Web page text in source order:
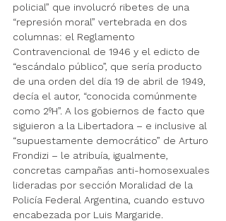
policial” que involucró ribetes de una
“represión moral” vertebrada en dos
columnas: el Reglamento
Contravencional de 1946 y el edicto de
“escándalo público”, que sería producto
de una orden del día 19 de abril de 1949,
decía el autor, “conocida comúnmente
como 2ºH”. A los gobiernos de facto que
siguieron a la Libertadora – e inclusive al
“supuestamente democrático” de Arturo
Frondizi – le atribuía, igualmente,
concretas campañas anti-homosexuales
lideradas por sección Moralidad de la
Policía Federal Argentina, cuando estuvo
encabezada por Luis Margaride.